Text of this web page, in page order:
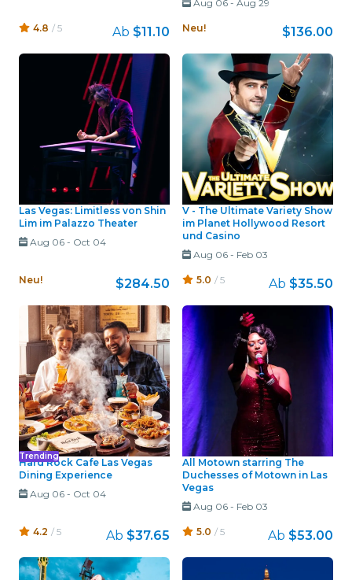
4.8 / 5 Ab $11.10
Aug 06- Aug 29
Neu! $136.00
Las Vegas: Limitless von Shin
Lim im Palazzo Theater
Aug 06- Oct 04
Neu! $284.50
V - The Ultimate Variety Show
im Planet Hollywood Resort
und Casino
Aug 06- Feb 03
5.0 / 5 Ab $35.50
Trending
Hard Rock Cafe Las Vegas
Dining Experience
Aug 06- Oct 04
4.2 / 5 Ab $37.65
All Motown starring The
Duchesses of Motown in Las
Vegas
Aug 06- Feb 03
5.0 / 5 Ab $53.00